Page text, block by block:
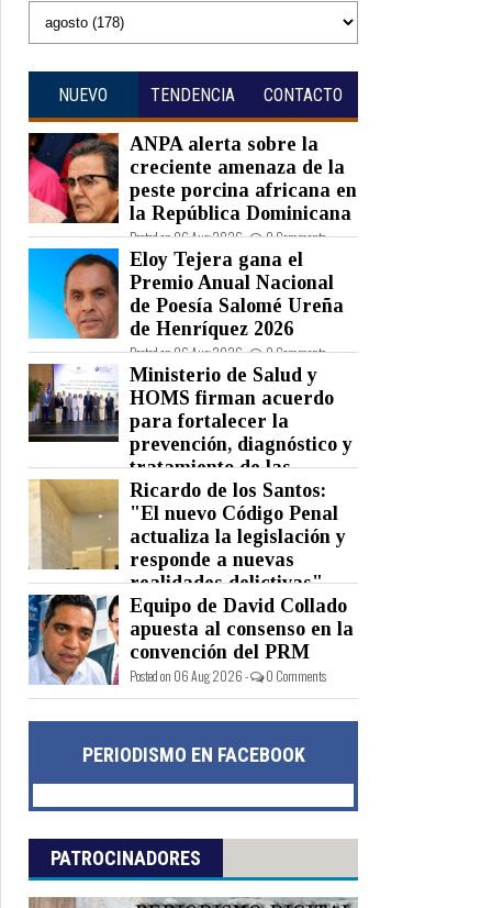
NUEVO TENDENCIA CONTACTO
ANPA alerta sobre la
creciente amenaza de la
peste porcina africana en
la República Dominicana
Posted on 06 Aug 2026 - 0 Comments
Eloy Tejera gana el
Premio Anual Nacional
de Poesía Salomé Ureña
de Henríquez 2026
Posted on 06 Aug 2026 - 0 Comments
Ministerio de Salud y
HOMS firman acuerdo
para fortalecer la
prevención, diagnóstico y
tratamiento de las
hepatitis virales
Posted on 06 Aug 2026 - 0 Comments
Ricardo de los Santos:
"El nuevo Código Penal
actualiza la legislación y
responde a nuevas
realidades delictivas"
Posted on 06 Aug 2026 - 0 Comments
Equipo de David Collado
apuesta al consenso en la
convención del PRM
Posted on 06 Aug 2026 - 0 Comments
PERIODISMO EN FACEBOOK
PATROCINADORES